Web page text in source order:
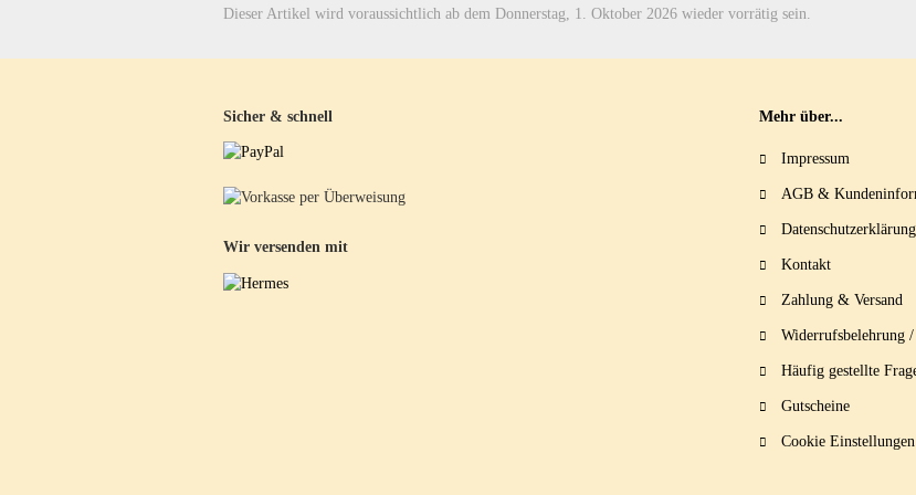
Dieser Artikel wird voraussichtlich ab dem Donnerstag, 1. Oktober 2026 wieder vorrätig sein.
Sicher & schnell
Wir versenden mit
Mehr über...
Impressum
AGB &
Datenschutzerklärung
Kontakt
Zahlung & Versand
Widerrufsbelehrung
Häufig gestellte
Gutscheine
Cookie Einstellungen